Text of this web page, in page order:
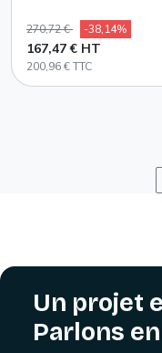
270,72 € -38,14%
167,47 € HT
200,96 € TTC
Un projet
Parlons